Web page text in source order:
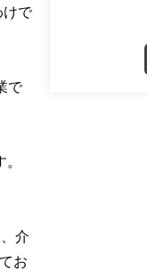
けで
で
介
お